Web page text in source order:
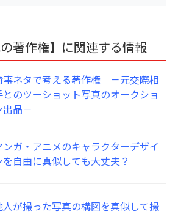
の著作権】に関連する情報
事ネタで考える著作権 －元交際相
とのツーショット写真のオークショ
出品－
ンガ・アニメのキャラクターデザイ
を自由に真似しても大丈夫？
人が撮った写真の構図を真似して撮